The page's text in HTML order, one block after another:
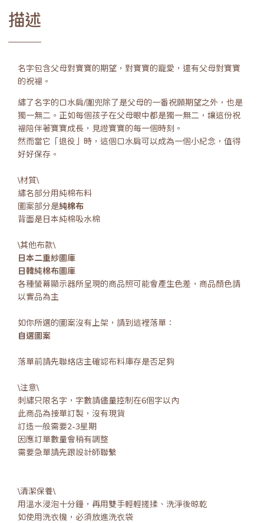
描述
名字包含父母對寶寶的期望，對寶寶的寵愛，還有父母對寶寶
的祝福。
繡了名字的口水肩/圍兜除了是父母的一番祝願期望之外，也是
獨一無二。正如每個孩子在父母眼中都是獨一無二，讓這份祝
福陪伴著寶寶成長，見證寶寶的每一個時刻。
然而當它「退役」時，這個口水肩可以成為一個小紀念，值得
好好保存。
\材質\
繡名部分用純棉布料
圖案部分是純棉布
背面是日本純棉吸水棉
\其他布款\
日本二重紗圖庫
日韓純棉布圖庫
各種螢幕顯示器所呈現的商品照可能會產生色差，商品顏色請
以實品為主
如你所選的圖案沒有上架，請到這裡落單：
自選圖案
落單前請先聯絡店主確認布料庫存是否足夠
\注意\
刺繡只限名字，字數請儘量控制在6個字以內
此商品為接單訂製，沒有現貨
訂造一般需要2-3星期
因應訂單數量會稍有調整
需要急單請先跟設計師聯繫
\清潔保養\
用溫水浸泡十分鐘，再用雙手輕輕搓揉、洗淨後晾乾
如使用洗衣機，必須放進洗衣袋